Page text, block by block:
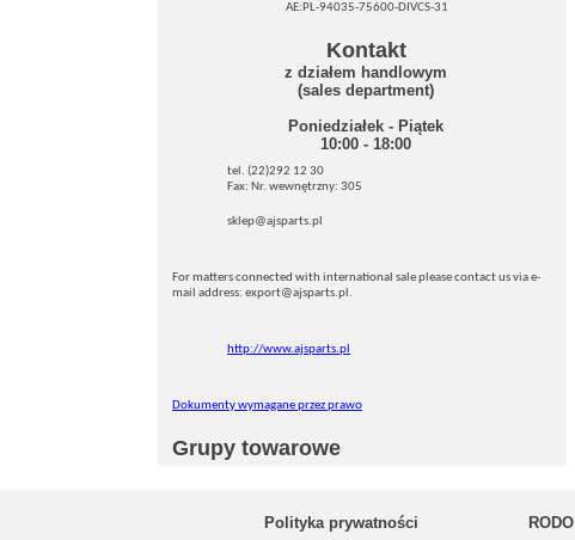
AE:PL-94035-75600-DIVCS-31
Kontakt
z działem handlowym
(sales department)
Poniedziałek - Piątek
10:00 - 18:00
tel. (22)292 12 30
Fax: Nr. wewnętrzny: 305
sklep@ajsparts.pl
For matters connected with international sale please contact us via e-
mail address: export@ajsparts.pl.
http://www.ajsparts.pl
Dokumenty wymagane przez prawo
Grupy towarowe
Polityka prywatności RODO